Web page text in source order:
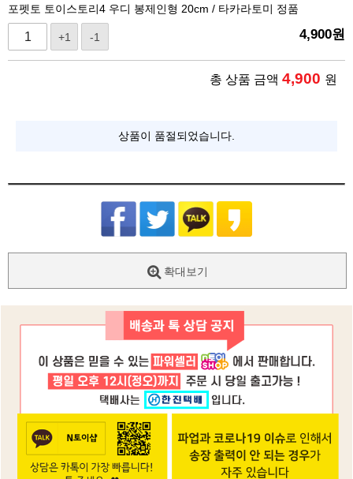
포펫토 토이스토리4 우디 봉제인형 20cm / 타카라토미 정품
+1 -1 4,900원
총 상품 금액 4,900 원
상품이 품절되었습니다.
확대보기